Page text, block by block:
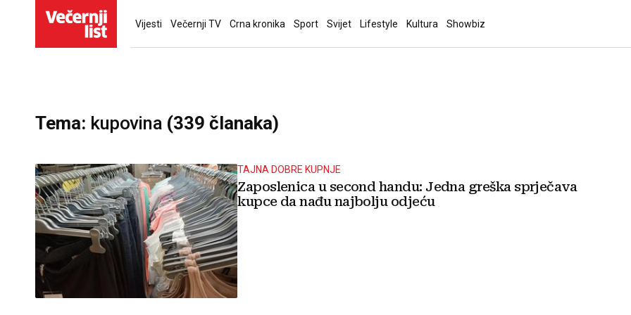
Vijesti Večernji TV Crna kronika Sport Svijet Lifestyle Kultura Showbiz
Tema: kupovina(339 članaka)
TAJNA DOBRE KUPNJE
Zaposlenica u second handu: Jedna greška sprječava
kupce da nađu najbolju odjeću